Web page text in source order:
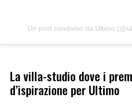
Un post condiviso da Ultimo
La villa-studio dove i
d’ispirazione per Ultimo